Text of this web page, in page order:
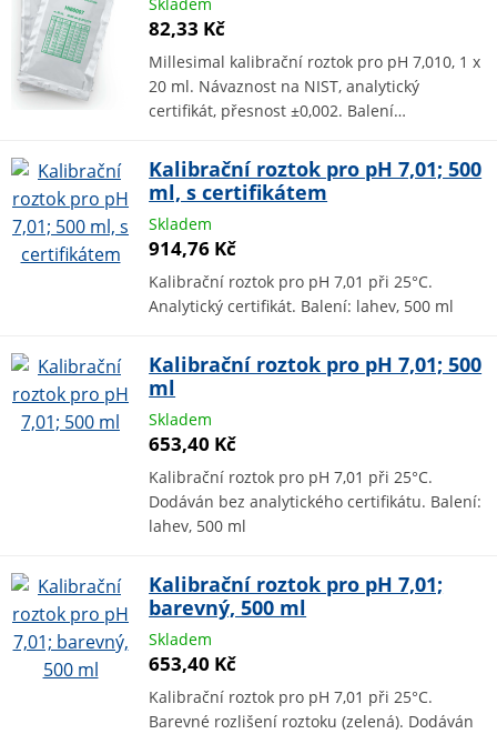
Skladem
82,33 Kč
Millesimal kalibrační roztok pro pH 7,010, 1 x
20 ml. Návaznost na NIST, analytický
certifikát, přesnost ±0,002. Balení…
Kalibrační roztok pro pH 7,01; 500
ml, s certifikátem
Skladem
914,76 Kč
Kalibrační roztok pro pH 7,01 při 25°C.
Analytický certifikát. Balení: lahev, 500 ml
Kalibrační roztok pro pH 7,01; 500
ml
Skladem
653,40 Kč
Kalibrační roztok pro pH 7,01 při 25°C.
Dodáván bez analytického certifikátu. Balení:
lahev, 500 ml
Kalibrační roztok pro pH 7,01;
barevný, 500 ml
Skladem
653,40 Kč
Kalibrační roztok pro pH 7,01 při 25°C.
Barevné rozlišení roztoku (zelená). Dodáván